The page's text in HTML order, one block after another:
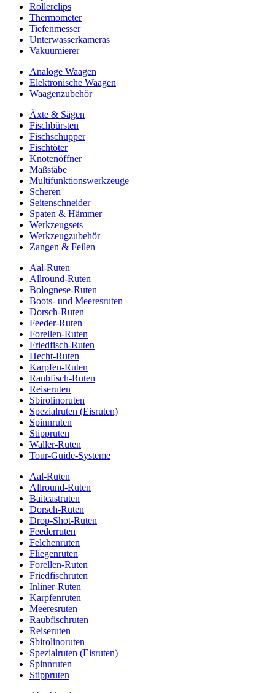
Rollerclips
Thermometer
Tiefenmesser
Unterwasserkameras
Vakuumierer
Analoge Waagen
Elektronische Waagen
Waagenzubehör
Äxte & Sägen
Fischbürsten
Fischschupper
Fischtöter
Knotenöffner
Maßstäbe
Multifunktionswerkzeuge
Scheren
Seitenschneider
Spaten & Hämmer
Werkzeugsets
Werkzeugzubehör
Zangen & Feilen
Aal-Ruten
Allround-Ruten
Bolognese-Ruten
Boots- und Meeresruten
Dorsch-Ruten
Feeder-Ruten
Forellen-Ruten
Friedfisch-Ruten
Hecht-Ruten
Karpfen-Ruten
Raubfisch-Ruten
Reiseruten
Sbirolinoruten
Spezialruten (Eisruten)
Spinnruten
Stippruten
Waller-Ruten
Tour-Guide-Systeme
Aal-Ruten
Allround-Ruten
Baitcastruten
Dorsch-Ruten
Drop-Shot-Ruten
Feederruten
Felchenruten
Fliegenruten
Forellen-Ruten
Friedfischruten
Inliner-Ruten
Karpfenruten
Meeresruten
Raubfischruten
Reiseruten
Sbirolinoruten
Spezialruten (Eisruten)
Spinnruten
Stippruten